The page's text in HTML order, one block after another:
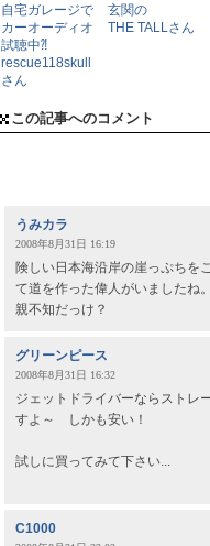
自宅ガレージで
カーオーディオ
試聴中⁈
rescue118skull
さん
玄関の
THE TALLさん
この記事へのコメント
うみカラ
2008年8月31日 16:19
険しい日本海沿岸の崖っぷちを
て道を作った偉人がいましたね。
親不知だっけ？
グリーンピース
2008年8月31日 16:32
ジェットドライバーならストレ
すよ～ しかも安い！
試しに買ってみて下さい...
C1000